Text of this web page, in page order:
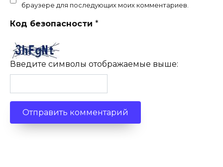
браузере для последующих моих комментариев.
Код безопасности *
Введите символы отображаемые выше: